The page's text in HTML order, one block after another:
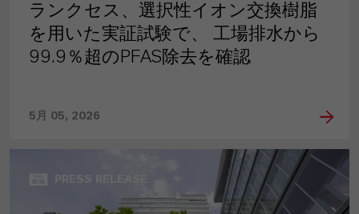
ランクセス、選択性イオン交換樹脂
を用いた実証試験で、 工場排水から
99.9％超のPFAS除去を確認
5月 05, 2026
PRESS RELEASE